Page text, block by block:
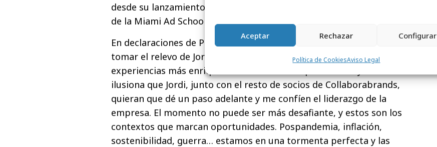
Aceptar Rechazar Configurar
Política de CookiesAviso Legal
desde su lanzamiento del Bootcamp for Creative Strategic Planning
de la Miami Ad School.
En declaraciones de Pablo Vázquez: “es para mí una responsabilidad
tomar el relevo de Jordi Torrents. Trabajar con él es una de las
experiencias más enriquecedoras en mi vida profesional y me
ilusiona que Jordi, junto con el resto de socios de Collaborabrands,
quieran que dé un paso adelante y me confíen el liderazgo de la
empresa. El momento no puede ser más desafiante, y estos son los
contextos que marcan oportunidades. Pospandemia, inflación,
sostenibilidad, guerra… estamos en una tormenta perfecta y las